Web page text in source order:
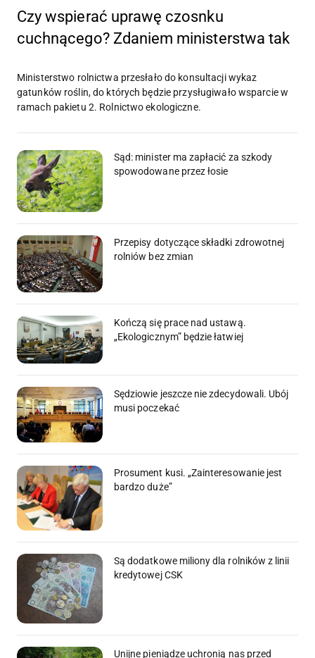
Czy wspierać uprawę czosnku
cuchnącego? Zdaniem ministerstwa tak
Ministerstwo rolnictwa przesłało do konsultacji wykaz
gatunków roślin, do których będzie przysługiwało wsparcie w
ramach pakietu 2. Rolnictwo ekologiczne.
Sąd: minister ma zapłacić za szkody
spowodowane przez łosie
Przepisy dotyczące składki zdrowotnej
rolniów bez zmian
Kończą się prace nad ustawą.
„Ekologicznym” będzie łatwiej
Sędziowie jeszcze nie zdecydowali. Ubój
musi poczekać
Prosument kusi. „Zainteresowanie jest
bardzo duże”
Są dodatkowe miliony dla rolników z linii
kredytowej CSK
Unijne pieniądze uchronią nas przed